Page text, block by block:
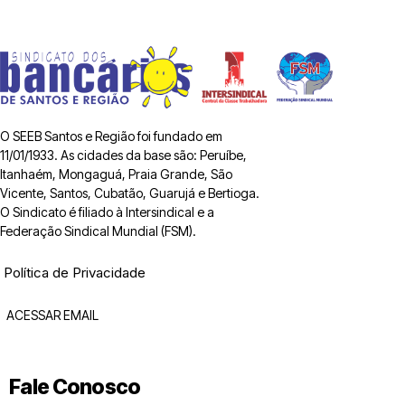
O SEEB Santos e Região foi fundado em
11/01/1933. As cidades da base são: Peruíbe,
Itanhaém, Mongaguá, Praia Grande, São
Vicente, Santos, Cubatão, Guarujá e Bertioga.
O Sindicato é filiado à Intersindical e a
Federação Sindical Mundial (FSM).
Política de Privacidade
ACESSAR EMAIL
Fale Conosco